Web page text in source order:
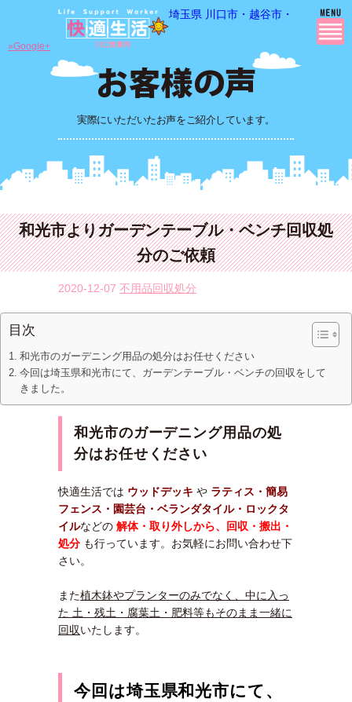
埼玉県 川口市・越谷市・さいたま
実際にいただいたお声をご紹介しています。
»Google+
和光市よりガーデンテーブル・ベンチ回収処
分のご依頼
2020-12-07 不用品回収処分
目次
和光市のガーデニング用品の処分はお任せください
今回は埼玉県和光市にて、ガーデンテーブル・ベンチの回収をして
きました。
和光市のガーデニング用品の処
分はお任せください
快適生活では ウッドデッキ や ラティス・簡易
フェンス・園芸台・ ベランダタイル・ロックタ
イルなどの 解体・取り外しから、回収・搬出・
処分 も行っています。お気軽にお問い合わせ下
さい。
また植木鉢やプランターのみでなく、中に入っ
た 土・残土・腐葉土・肥料等もそのまま一緒に
回収いたします。
今回は埼玉県和光市にて、